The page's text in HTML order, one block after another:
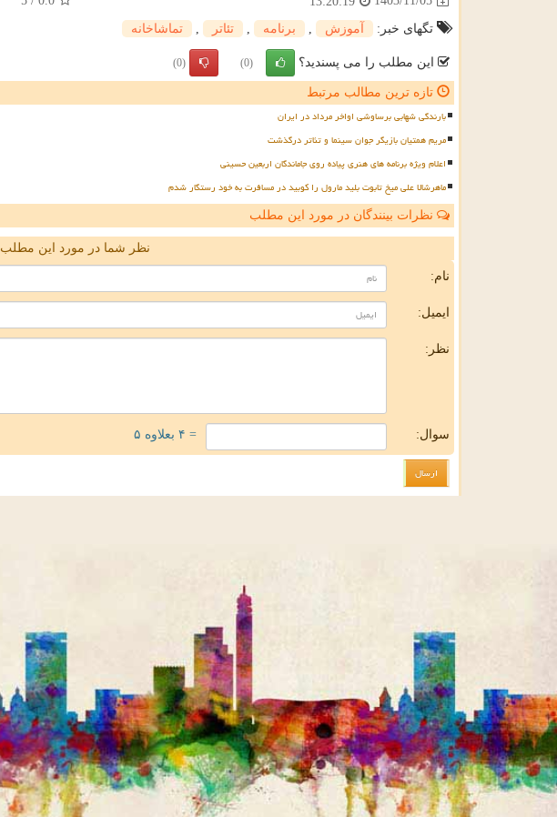
تگهای خبر: آموزش برنامه تئاتر تماشاخانه
این مطلب را می پسندید؟ (0)
(0)
تازه ترین مطالب مرتبط
بارندگی شهابی برساوشی اواخر مرداد در ایران
مریم همتیان بازیگر جوان سینما و تئاتر درگذشت
اعلام ویژه برنامه های هنری پیاده روی جاماندگان اربعین حسینی
ماهرشالا علی میخ تابوت بلید مارول را کوبید در مسافرت به خود رستگار شدم
نظرات بینندگان در مورد این مطلب
نظر شما در مورد این مطلب
نام:
ایمیل:
نظر:
سوال: = ۴ بعلاوه ۵